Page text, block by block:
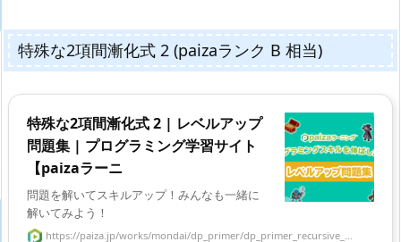
特殊な2項間漸化式 2 (paizaランク B 相当)
特殊な2項間漸化式 2 | レベルアップ
問題集 | プログラミング学習サイト
【paizaラーニ
問題を解いてスキルアップ！みんなも一緒に
解いてみよう！
https://paiza.jp/works/mondai/dp_primer/dp_primer_recursive_...